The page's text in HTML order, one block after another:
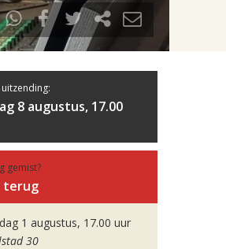
8 augustus, 17.00
gemist?
terug
1 augustus, 17.00 uur
30